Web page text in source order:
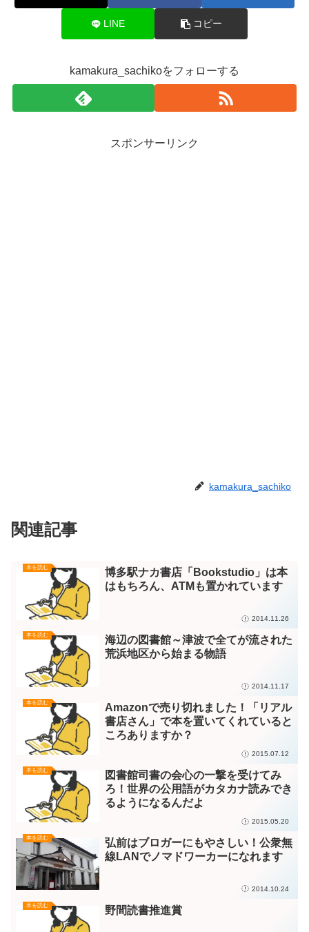
LINE コピー
kamakura_sachikoをフォローする
スポンサーリンク
kamakura_sachiko
関連記事
本を読む
博多駅ナカ書店「Bookstudio」は本
はもちろん、ATMも置かれています
2014.11.26
本を読む
海辺の図書館～津波で全てが流された
荒浜地区から始まる物語
2014.11.17
本を読む
Amazonで売り切れました！「リアル
書店さん」で本を置いてくれていると
ころありますか？
2015.07.12
本を読む
図書館司書の会心の一撃を受けてみ
ろ！世界の公用語がカタカナ読みでき
るようになるんだよ
2015.05.20
本を読む
弘前はブロガーにもやさしい！公衆無
線LANでノマドワーカーになれます
2014.10.24
本を読む 野間読書推進賞